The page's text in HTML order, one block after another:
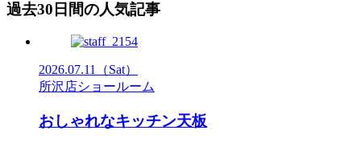
過去30日間の人気記事
2026.07.11
（Sat）
所沢店ショールーム
おしゃれなキッチン天板